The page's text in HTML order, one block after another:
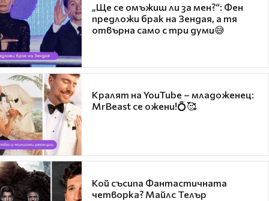
„Ще се омъжиш ли за мен?“: Фен
предложи брак на Зендая, а тя
отвърна само с три думи😅
Кралят на YouTube – младоженец:
MrBeast се ожени!💍🥰
Кой съсипа Фантастичната
четворка? Майлс Телър